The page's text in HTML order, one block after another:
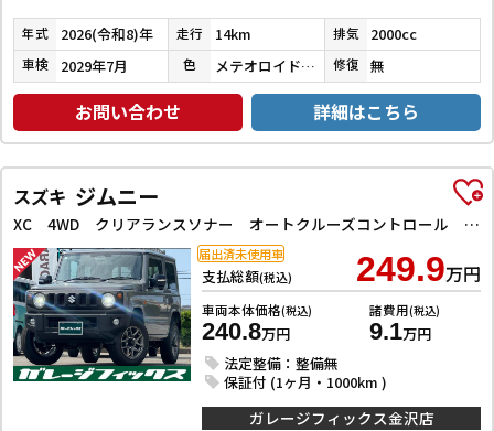
年式 2026(令和8)年 走行 14km 排気 2000cc
車検 2029年7月 色 メテオロイドグレーメタリック 修復 無
お問い合わせ 詳細はこちら
スズキ ジムニー
XC 4WD クリアランスソナー オートクルーズコントロール レーンアシスト 衝突被害軽減システム オートライト LEDヘッドランプ ヘッドライトウォッシャー スマートキー アイドリングストップ
支払総額(税込) 249.9万円
車両本体価格(税込)
240.8万円
諸費用(税込)
9.1万円
法定整備：整備無
保証付 (1ヶ月・1000km )
届出済未使用車
ガレージフィックス金沢店